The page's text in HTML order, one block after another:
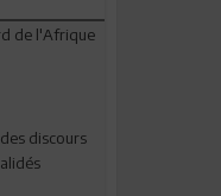
de l'Afrique
discours